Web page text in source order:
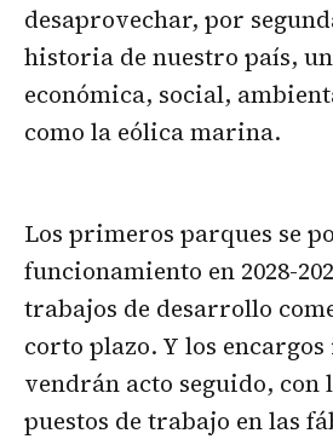
desaprovechar, por
historia de nuestro país,
económica, social,
como la eólica marina.
Los primeros parques se
funcionamiento en 2028-
trabajos de desarrollo
corto plazo. Y los
vendrán acto seguido, con
puestos de trabajo en las